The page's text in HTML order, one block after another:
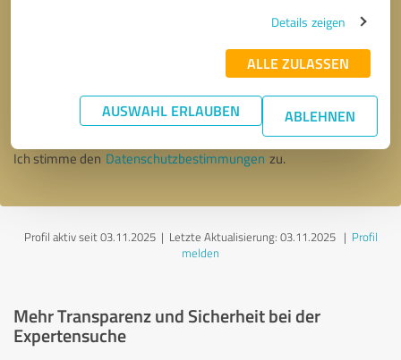
Details zeigen
ALLE ZULASSEN
AUSWAHL ERLAUBEN ABLEHNEN
* Erforderliche Angaben
Nachricht senden
Ich stimme den Datenschutzbestimmungen zu.
Profil aktiv seit 03.11.2025 | Letzte Aktualisierung: 03.11.2025| Profil
melden
Mehr Transparenz und Sicherheit bei der
Expertensuche